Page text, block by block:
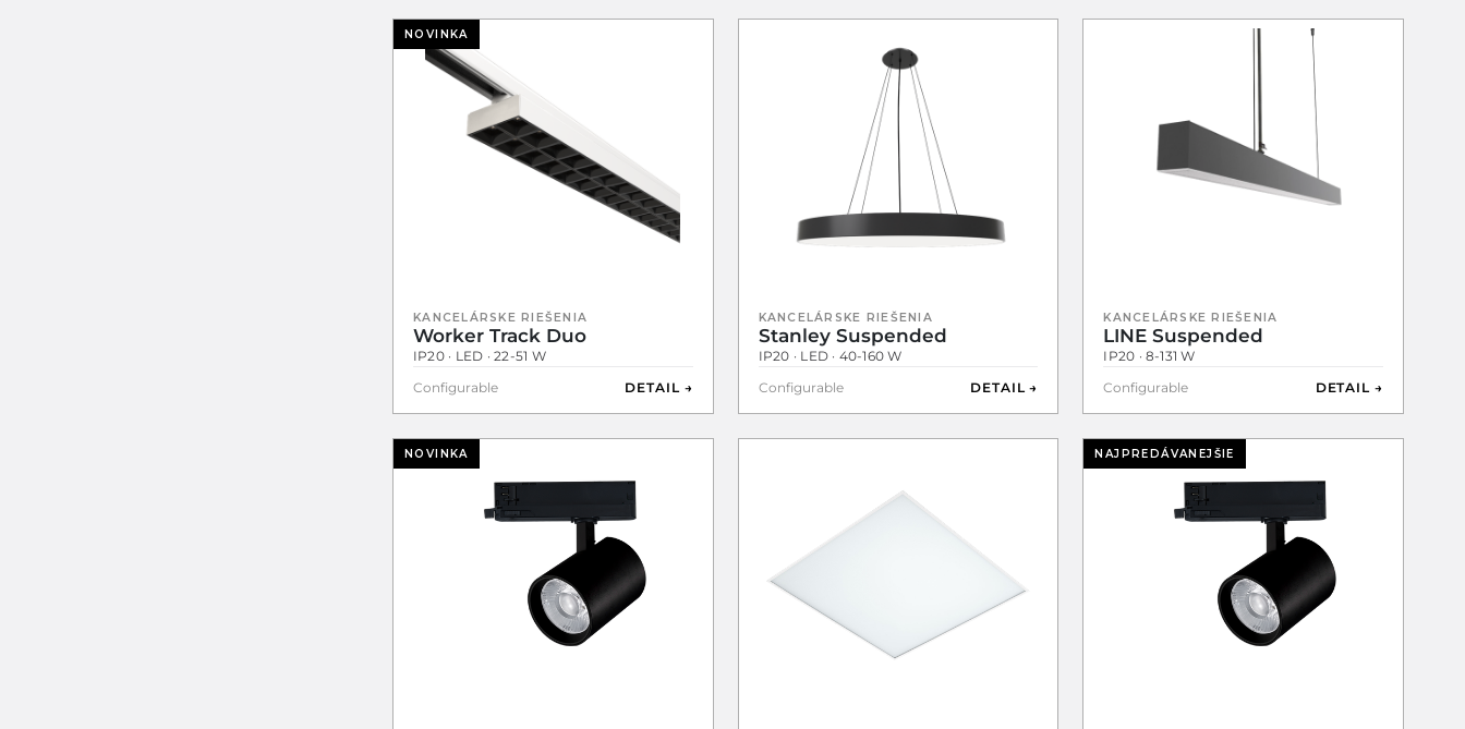
NOVINKA
KANCELÁRSKE RIEŠENIA
Worker Track Duo
IP20 · LED · 22-51 W
Configurable DETAIL →
KANCELÁRSKE RIEŠENIA
Stanley Suspended
IP20 · LED · 40-160 W
Configurable DETAIL →
KANCELÁRSKE RIEŠENIA
LINE Suspended
IP20 · 8-131 W
Configurable DETAIL →
NOVINKA NAJPREDÁVANEJŠIE